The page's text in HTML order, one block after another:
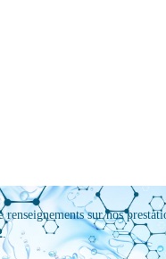
renseignements sur nos
.